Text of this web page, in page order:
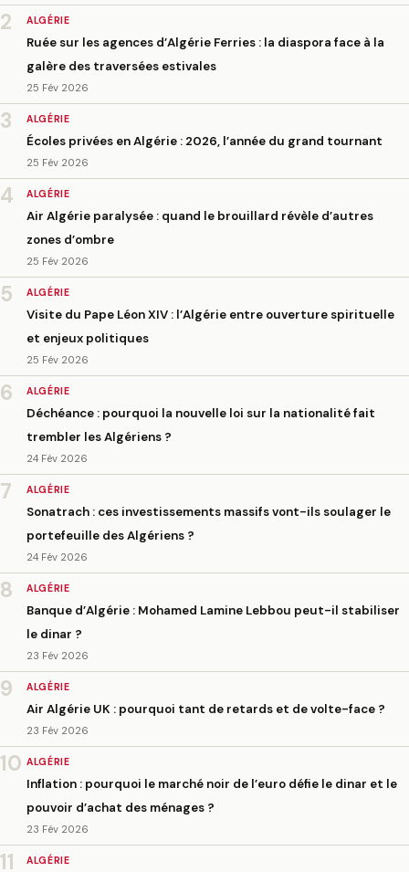
2 ALGÉRIE
Ruée sur les agences d’Algérie Ferries : la diaspora face à la
galère des traversées estivales
25 Fév 2026
3 ALGÉRIE
Écoles privées en Algérie : 2026, l’année du grand tournant
25 Fév 2026
4 ALGÉRIE
Air Algérie paralysée : quand le brouillard révèle d’autres
zones d’ombre
25 Fév 2026
5 ALGÉRIE
Visite du Pape Léon XIV : l’Algérie entre ouverture spirituelle
et enjeux politiques
25 Fév 2026
6 ALGÉRIE
Déchéance : pourquoi la nouvelle loi sur la nationalité fait
trembler les Algériens ?
24 Fév 2026
7 ALGÉRIE
Sonatrach : ces investissements massifs vont-ils soulager le
portefeuille des Algériens ?
24 Fév 2026
8 ALGÉRIE
Banque d’Algérie : Mohamed Lamine Lebbou peut-il stabiliser
le dinar ?
23 Fév 2026
9 ALGÉRIE
Air Algérie UK : pourquoi tant de retards et de volte-face ?
23 Fév 2026
10 ALGÉRIE
Inflation : pourquoi le marché noir de l’euro défie le dinar et le
pouvoir d’achat des ménages ?
23 Fév 2026
11 ALGÉRIE